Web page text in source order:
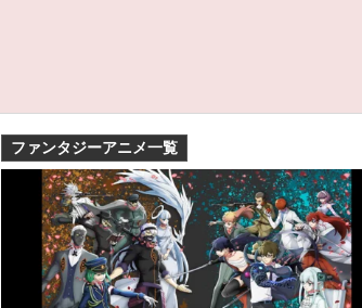
ファンタジーアニメ一覧